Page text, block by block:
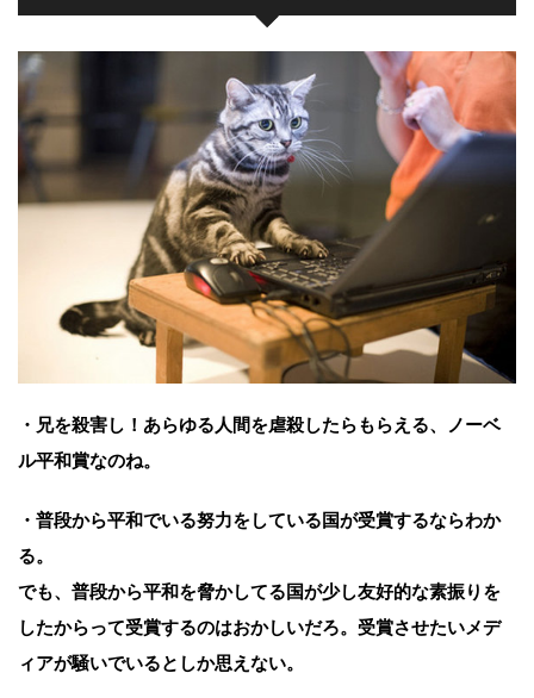
・兄を殺害し！あらゆる人間を虐殺したらもらえる、ノーベ
ル平和賞なのね。
・普段から平和でいる努力をしている国が受賞するならわか
る。
でも、普段から平和を脅かしてる国が少し友好的な素振りを
したからって受賞するのはおかしいだろ。受賞させたいメデ
ィアが騒いでいるとしか思えない。